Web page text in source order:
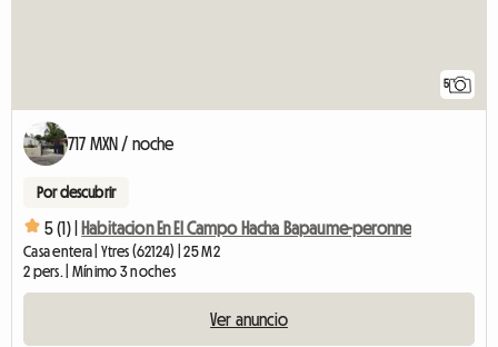
5
717 MXN / noche
Por descubrir
5 (1) | Habitacion En El Campo Hacha Bapaume-peronne
Casa entera | Ytres (62124) | 25 M2
2 pers. | Mínimo 3 noches
Ver anuncio